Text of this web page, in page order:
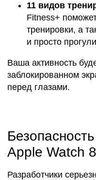
11 видов
Fitness+
тренировки, а
и просто
Ваша активность
заблокированном
перед глазами.
Apple Watch
Разработчики